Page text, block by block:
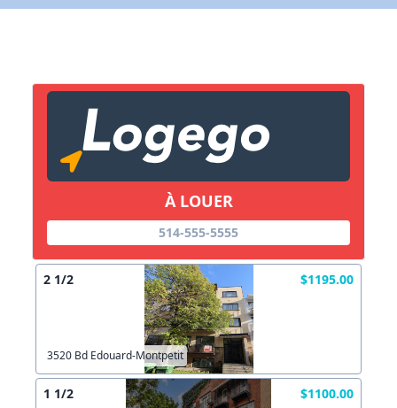
À LOUER
514-555-5555
2 1/2 $1195.00
3520 Bd Edouard-Montpetit
1 1/2 $1100.00
Copier lien